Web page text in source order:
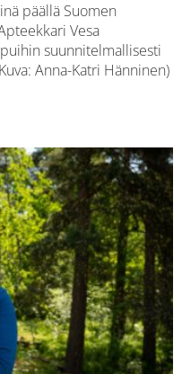
päällä Suomen
Vesa
suunnitelmallisesti
Anna-Katri Hänninen)